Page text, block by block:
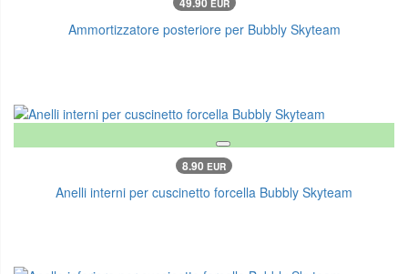
EUR
Ammortizzatore posteriore per Bubbly Skyteam
8.90 EUR
Anelli interni per cuscinetto forcella Bubbly Skyteam